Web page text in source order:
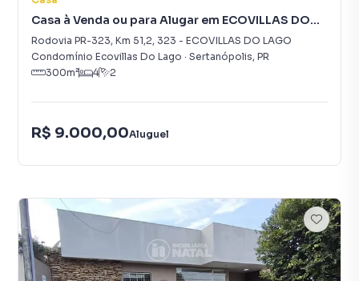
Casa à Venda ou para Alugar em ECOVILLAS DO
LAGO
Rodovia PR-323, Km 51,2, 323 - ECOVILLAS DO LAGO
Condomínio Ecovillas Do Lago · Sertanópolis, PR
300m² 4 2
R$ 9.000,00Aluguel